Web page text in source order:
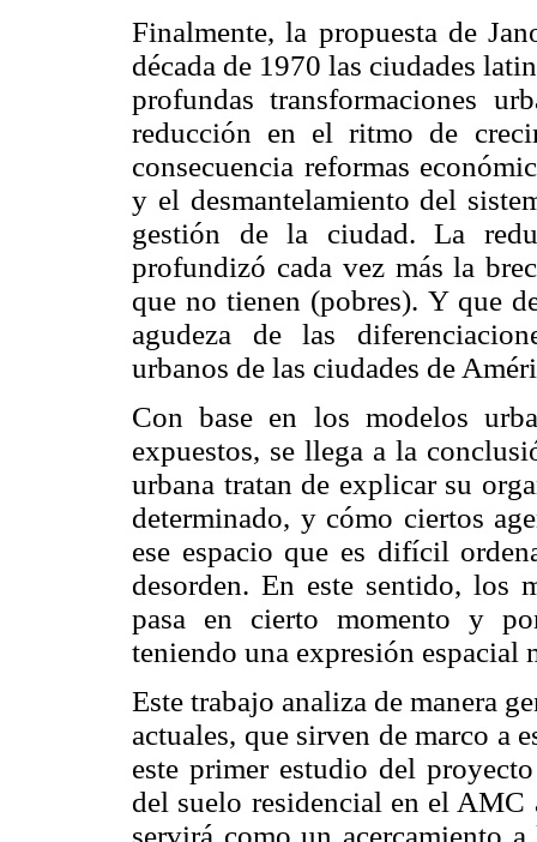
Finalmente, la propuesta de
década de 1970 las ciudades
profundas transformaciones
reducción en el ritmo de
consecuencia reformas
y el desmantelamiento del
gestión de la ciudad. La
profundizó cada vez más la
que no tienen (pobres). Y que
agudeza de las
urbanos de las ciudades de
Con base en los modelos
expuestos, se llega a la
urbana tratan de explicar su
determinado, y cómo ciertos
ese espacio que es difícil
desorden. En este sentido, los
pasa en cierto momento y
teniendo una expresión espacial
Este trabajo analiza de manera
actuales, que sirven de marco a
este primer estudio del
del suelo residencial en el
servirá como un acercamiento